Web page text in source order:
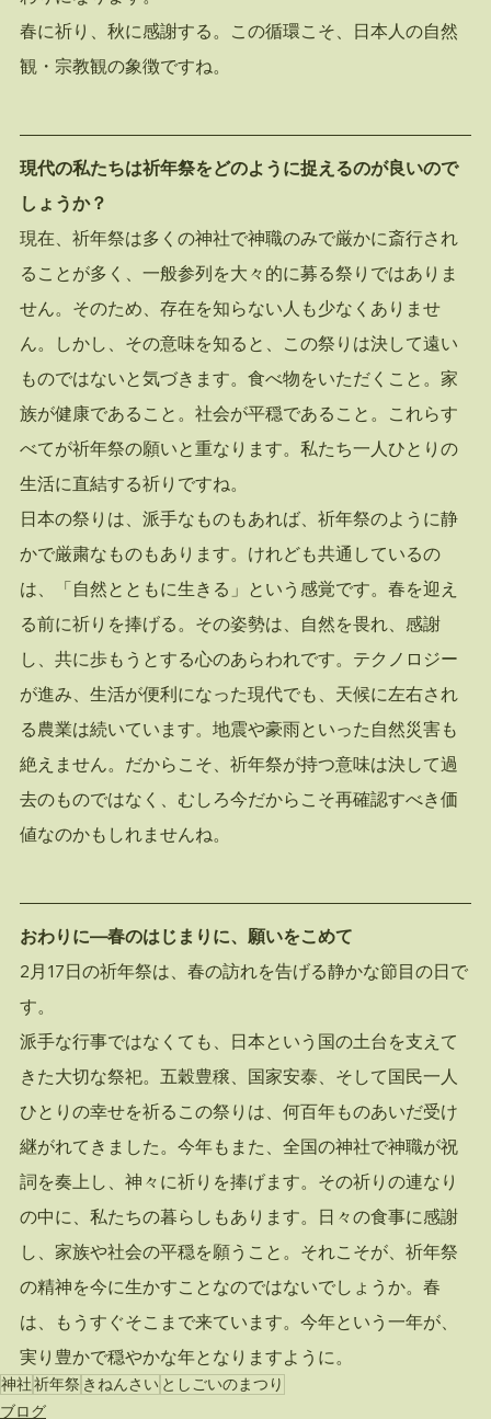
春に祈り、秋に感謝する。この循環こそ、日本人の自然
観・宗教観の象徴ですね。
現代の私たちは祈年祭をどのように捉えるのが良いので
しょうか？
現在、祈年祭は多くの神社で神職のみで厳かに斎行され
ることが多く、一般参列を大々的に募る祭りではありま
せん。そのため、存在を知らない人も少なくありませ
ん。しかし、その意味を知ると、この祭りは決して遠い
ものではないと気づきます。食べ物をいただくこと。家
族が健康であること。社会が平穏であること。これらす
べてが祈年祭の願いと重なります。私たち一人ひとりの
生活に直結する祈りですね。
日本の祭りは、派手なものもあれば、祈年祭のように静
かで厳粛なものもあります。けれども共通しているの
は、「自然とともに生きる」という感覚です。春を迎え
る前に祈りを捧げる。その姿勢は、自然を畏れ、感謝
し、共に歩もうとする心のあらわれです。テクノロジー
が進み、生活が便利になった現代でも、天候に左右され
る農業は続いています。地震や豪雨といった自然災害も
絶えません。だからこそ、祈年祭が持つ意味は決して過
去のものではなく、むしろ今だからこそ再確認すべき価
値なのかもしれませんね。
おわりに―春のはじまりに、願いをこめて
2月17日の祈年祭は、春の訪れを告げる静かな節目の日で
す。
派手な行事ではなくても、日本という国の土台を支えて
きた大切な祭祀。五穀豊穣、国家安泰、そして国民一人
ひとりの幸せを祈るこの祭りは、何百年ものあいだ受け
継がれてきました。今年もまた、全国の神社で神職が祝
詞を奏上し、神々に祈りを捧げます。その祈りの連なり
の中に、私たちの暮らしもあります。日々の食事に感謝
し、家族や社会の平穏を願うこと。それこそが、祈年祭
の精神を今に生かすことなのではないでしょうか。春
は、もうすぐそこまで来ています。今年という一年が、
実り豊かで穏やかな年となりますように。
神社祈年祭 きねんさい としごいのまつり
ブログ